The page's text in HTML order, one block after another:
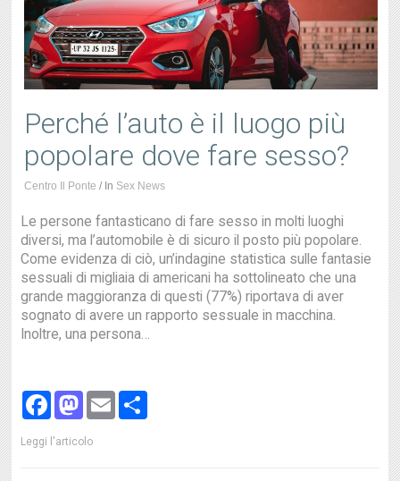
Perché l’auto è il luogo più
popolare dove fare sesso?
Centro Il Ponte / In Sex News
Le persone fantasticano di fare sesso in molti luoghi
diversi, ma l’automobile è di sicuro il posto più popolare.
Come evidenza di ciò, un’indagine statistica sulle fantasie
sessuali di migliaia di americani ha sottolineato che una
grande maggioranza di questi (77%) riportava di aver
sognato di avere un rapporto sessuale in macchina.
Inoltre, una persona…
Facebook
Mastodon
Email
Leggi l'articolo